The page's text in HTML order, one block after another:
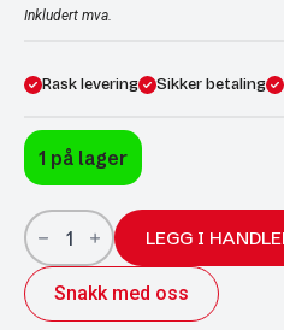
Inkludert mva.
Rask levering Sikker betaling
1 på lager
ALU-
felg
Image
Ride
HL
Silver
LEGG I
Snakk med oss